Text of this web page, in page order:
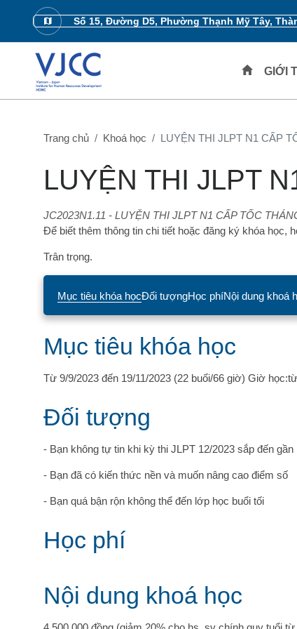
Số 15, Đường D5, Phường Thạnh Mỹ Tây,
GIỚI
Trang chủ Khoá học LUYỆN THI JLPT N1 CẤP
LUYỆN THI JLPT
JC2023N1.11 - LUYỆN THI JLPT N1 CẤP TỐC
Để biết thêm thông tin chi tiết hoặc đăng ký khóa học,
Trân trọng.
Mục tiêu khóa họcĐối tượngHọc phíNội dung khoá
Mục tiêu khóa học
Từ 9/9/2023 đến 19/11/2023 (22 buổi/66 giờ) Giờ
Đối tượng
- Bạn không tự tin khi kỳ thi JLPT 12/2023 sắp đến gần
- Bạn đã có kiến thức nền và muốn nâng cao điểm số
- Bạn quá bận rộn không thể đến lớp học buổi tối
Học phí
Nội dung khoá học